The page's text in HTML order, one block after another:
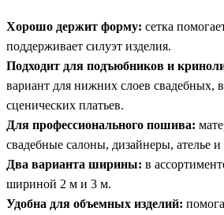
Хорошо держит форму: сетка
поддерживает силуэт изделия.
Подходит для подъюбников и
вариант для нижних слоев свадебных,
сценических платьев.
Для профессионального пошива:
свадебные салоны, дизайнеры, ателье и
Два варианта ширины: в
шириной 2 м и 3 м.
Удобна для объемных изделий: